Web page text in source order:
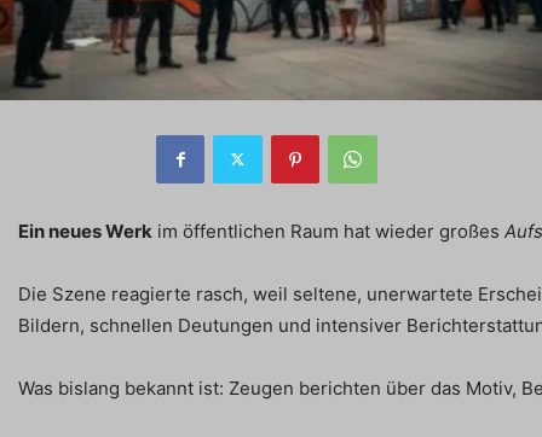
Ein neues Werk im öffentlichen Raum hat wieder großes
Die Szene reagierte rasch, weil seltene, unerwartete
Bildern, schnellen Deutungen und intensiver
Was bislang bekannt ist: Zeugen berichten über das Motiv,